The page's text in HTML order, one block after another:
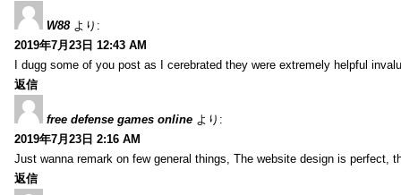
W88 より:
2019年7月23日 12:43 AM
I dugg some of you post as I cerebrated they were extremely helpful
返信
free defense games online より:
2019年7月23日 2:16 AM
Just wanna remark on few general things, The website design is perfect,
返信